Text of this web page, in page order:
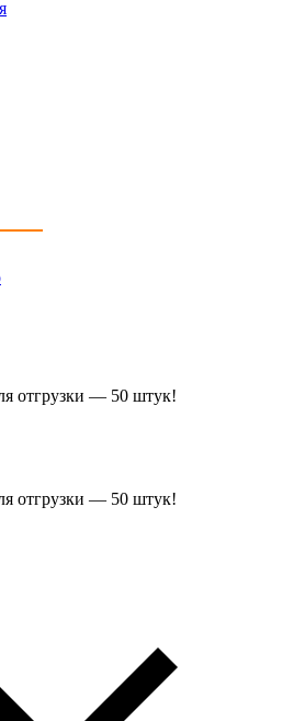
отгрузки — 50 штук!
отгрузки — 50 штук!